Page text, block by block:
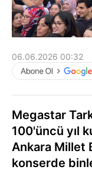
06.06.2026 00:32
Megastar
100'üncü yıl
Ankara Millet
konserde